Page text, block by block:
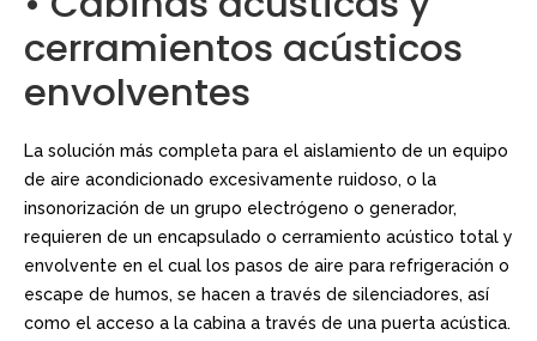
cerramientos acústicos
envolventes
La solución más completa para el aislamiento de un equipo
de aire acondicionado excesivamente ruidoso, o la
insonorización de un grupo electrógeno o generador,
requieren de un encapsulado o cerramiento acústico total y
envolvente en el cual los pasos de aire para refrigeración o
escape de humos, se hacen a través de silenciadores, así
como el acceso a la cabina a través de una puerta acústica.